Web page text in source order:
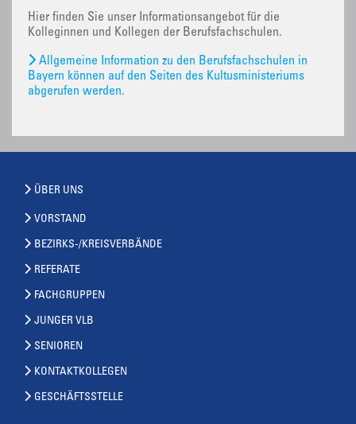
Hier finden Sie unser Informationsangebot für die
Kolleginnen und Kollegen der Berufsfachschulen.
Allgemeine Information zu den Berufsfachschulen in
Bayern können auf den Seiten des Kultusministeriums
abgerufen werden.
ÜBER UNS
VORSTAND
BEZIRKS-/KREISVERBÄNDE
REFERATE
FACHGRUPPEN
JUNGER VLB
SENIOREN
KONTAKTKOLLEGEN
GESCHÄFTSSTELLE